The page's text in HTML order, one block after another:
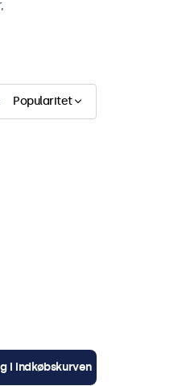
Popularitet
i indkøbskurven